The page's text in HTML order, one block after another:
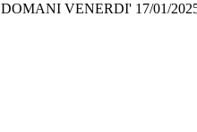
VENERDI' 17/01/